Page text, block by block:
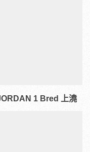
1 Bred 上澆